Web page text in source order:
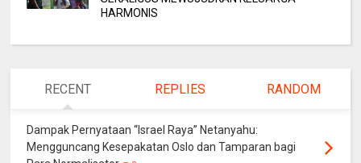
HARMONIS
RECENT REPLIES RANDOM
Dampak Pernyataan “Israel Raya” Netanyahu:
Mengguncang Kesepakatan Oslo dan Tamparan bagi